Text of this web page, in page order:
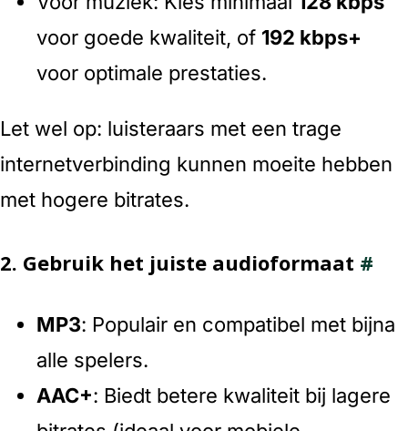
voor goede kwaliteit, of 192 kbps+
voor optimale prestaties.
Let wel op: luisteraars met een trage
internetverbinding kunnen moeite hebben
met hogere bitrates.
2. Gebruik het juiste audioformaat #
MP3: Populair en compatibel met bijna
alle spelers.
AAC+: Biedt betere kwaliteit bij lagere